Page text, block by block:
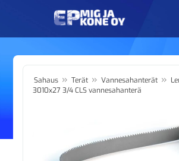
Sahaus » Terät » Vannesahanterät »
3010x27 3/4 CLS vannesahanterä